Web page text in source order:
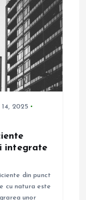
2025
integrate
din punct
cu natura este
unor